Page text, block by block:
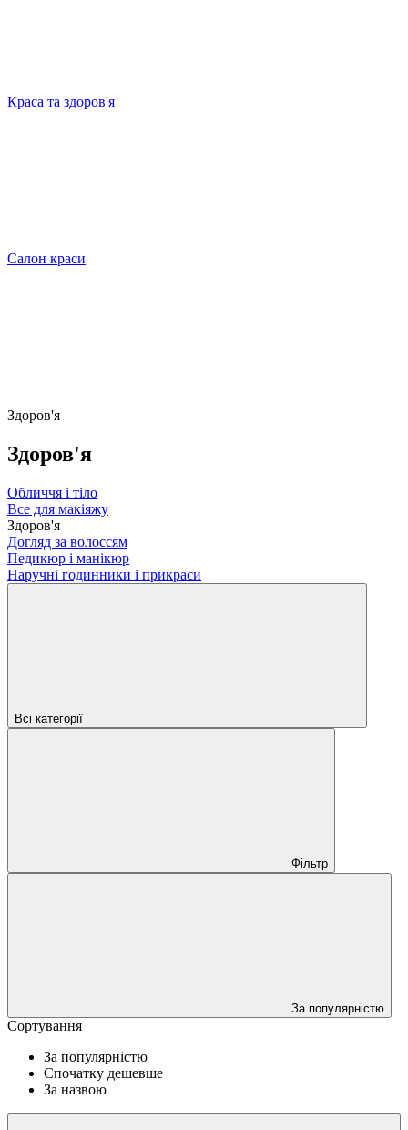
Краса та здоров'я
Салон краси
Здоров'я
Здоров'я
Обличчя і тіло
Все для макіяжу
Здоров'я
Догляд за волоссям
Педикюр і манікюр
Наручні годинники і прикраси
Всі категорії
Фільтр
За популярністю
Сортування
За популярністю
Спочатку дешевше
За назвою